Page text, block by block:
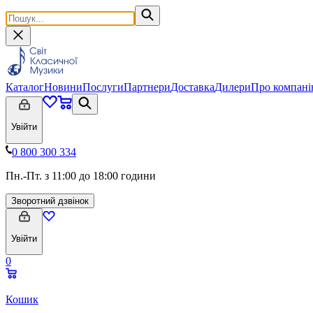
КаталогНовиниПослугиПартнериДоставкаДилериПро
Увійти
0 800 300 334
Пн.-Пт. з 11:00 до 18:00 години
Зворотний дзвінок
Увійти
0
Кошик